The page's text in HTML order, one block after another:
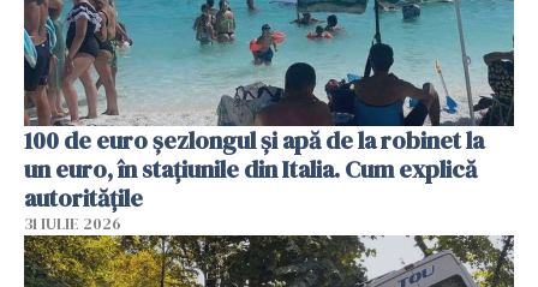
100 de euro șezlongul și apă de la robinet la
un euro, în stațiunile din Italia. Cum explică
autoritățile
31 IULIE 2026